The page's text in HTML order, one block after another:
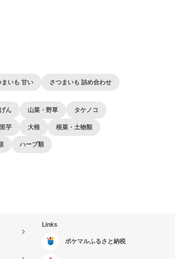
まいも 甘い さつまいも 詰め合わせ
ん 山菜・野草 タケノコ
里芋 大根 根菜・土物類
ハーブ類
Links
ポケマルふるさと納税